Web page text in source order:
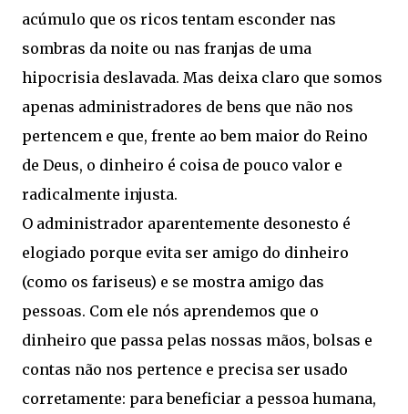
acúmulo que os ricos tentam esconder nas
sombras da noite ou nas franjas de uma
hipocrisia deslavada. Mas deixa claro que somos
apenas administradores de bens que não nos
pertencem e que, frente ao bem maior do Reino
de Deus, o dinheiro é coisa de pouco valor e
radicalmente injusta.
O administrador aparentemente desonesto é
elogiado porque evita ser amigo do dinheiro
(como os fariseus) e se mostra amigo das
pessoas. Com ele nós aprendemos que o
dinheiro que passa pelas nossas mãos, bolsas e
contas não nos pertence e precisa ser usado
corretamente: para beneficiar a pessoa humana,